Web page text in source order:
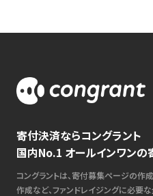
寄付決済ならコングラント
国内No.1 オールインワンの
コングラントは、寄付募集ページの作
作成など、ファンドレイジングに必要